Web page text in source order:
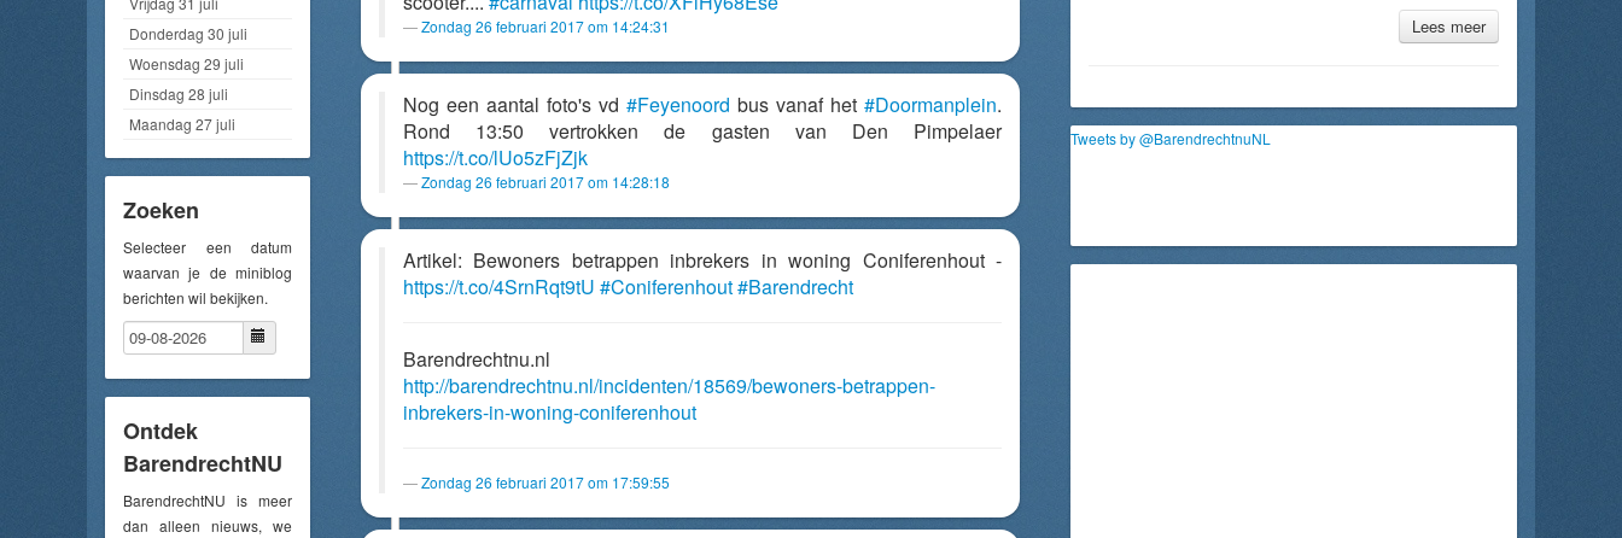
Donderdag 30 juli
Woensdag 29 juli
Dinsdag 28 juli
Maandag 27 juli
Zoeken
Selecteer een datum
waarvan je de miniblog
berichten wil bekijken.
Ontdek
BarendrechtNU
BarendrechtNU is meer
dan alleen nieuws, we
Zondag 26 februari 2017 om 14:24:31
Nog een aantal foto's vd #Feyenoord bus vanaf het #Doormanplein.
Rond 13:50 vertrokken de gasten van Den Pimpelaer
https://t.co/lUo5zFjZjk
Zondag 26 februari 2017 om 14:28:18
Artikel: Bewoners betrappen inbrekers in woning Coniferenhout -
https://t.co/4SrnRqt9tU #Coniferenhout#Barendrecht
Barendrechtnu.nl
http://barendrechtnu.nl/incidenten/18569/bewoners-betrappen-
inbrekers-in-woning-coniferenhout
Zondag 26 februari 2017 om 17:59:55
Lees meer
Tweets by @BarendrechtnuNL